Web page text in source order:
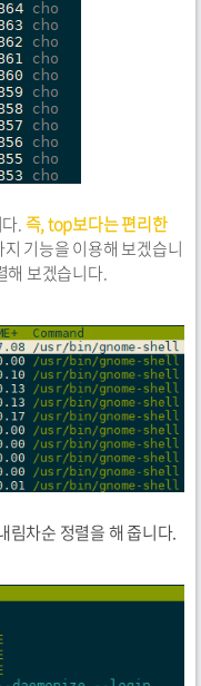
.즉, top보다는 편리한
기능을 이용해 보겠습니
해 보겠습니다.
림차순 정렬을 해 줍니다.